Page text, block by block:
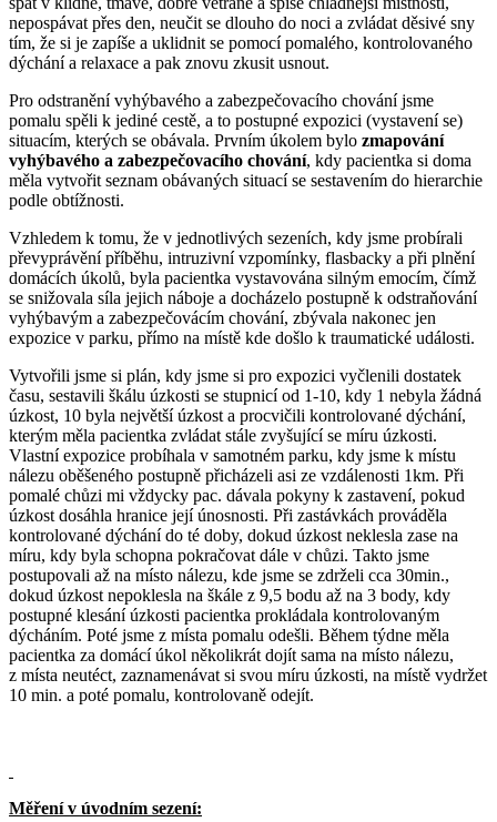
nepospávat přes den, neučit se dlouho do noci a zvládat děsivé sny
tím, že si je zapíše a uklidnit se pomocí pomalého, kontrolovaného
dýchání a relaxace a pak znovu zkusit usnout.
Pro odstranění vyhýbavého a zabezpečovacího chování jsme
pomalu spěli k jediné cestě, a to postupné expozici (vystavení se)
situacím, kterých se obávala. Prvním úkolem bylo zmapování
vyhýbavého a zabezpečovacího chování, kdy pacientka si doma
měla vytvořit seznam obávaných situací se sestavením do hierarchie
podle obtížnosti.
Vzhledem k tomu, že v jednotlivých sezeních, kdy jsme probírali
převyprávění příběhu, intruzivní vzpomínky, flasbacky a při plnění
domácích úkolů, byla pacientka vystavována silným emocím, čímž
se snižovala síla jejich náboje a docházelo postupně k odstraňování
vyhýbavým a zabezpečovácím chování, zbývala nakonec jen
expozice v parku, přímo na místě kde došlo k traumatické události.
Vytvořili jsme si plán, kdy jsme si pro expozici vyčlenili dostatek
času, sestavili škálu úzkosti se stupnicí od 1-10, kdy 1 nebyla žádná
úzkost, 10 byla největší úzkost a procvičili kontrolované dýchání,
kterým měla pacientka zvládat stále zvyšující se míru úzkosti.
Vlastní expozice probíhala v samotném parku, kdy jsme k místu
nálezu oběšeného postupně přicházeli asi ze vzdálenosti 1km. Při
pomalé chůzi mi vždycky pac. dávala pokyny k zastavení, pokud
úzkost dosáhla hranice její únosnosti. Při zastávkách prováděla
kontrolované dýchání do té doby, dokud úzkost neklesla zase na
míru, kdy byla schopna pokračovat dále v chůzi. Takto jsme
postupovali až na místo nálezu, kde jsme se zdrželi cca 30min.,
dokud úzkost nepoklesla na škále z 9,5 bodu až na 3 body, kdy
postupné klesání úzkosti pacientka prokládala kontrolovaným
dýcháním. Poté jsme z místa pomalu odešli. Během týdne měla
pacientka za domácí úkol několikrát dojít sama na místo nálezu,
z místa neutéct, zaznamenávat si svou míru úzkosti, na místě vydržet
10 min. a poté pomalu, kontrolovaně odejít.
Měření v úvodním sezení: